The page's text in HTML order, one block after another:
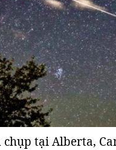
chụp tại Alberta,